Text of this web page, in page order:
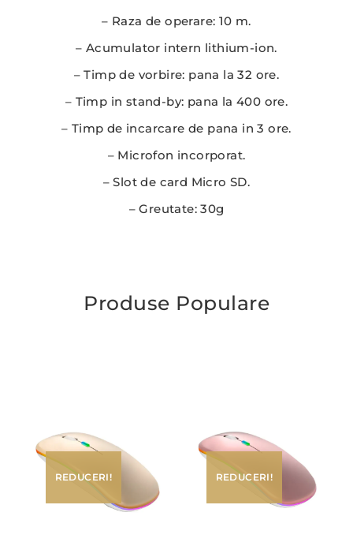
– Raza de operare: 10 m.
– Acumulator intern lithium-ion.
– Timp de vorbire: pana la 32 ore.
– Timp in stand-by: pana la 400 ore.
– Timp de incarcare de pana in 3 ore.
– Microfon incorporat.
– Slot de card Micro SD.
– Greutate: 30g
Produse Populare
REDUCERI! REDUCERI!